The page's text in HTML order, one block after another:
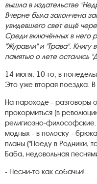
вышла в издательстве
Вчерне была закончена
увидевшего свет ещё
Среди включённых в него
"Журавли" и "Трава".
памятью о лете остались
14 июня. 10-го, в
Это уже вторая поездка.
На пароходе - разговоры
прокормиться (в
религиозно-философские.
модных - в полоску -
планы ("Поеду в Родники,
Баба, недовольная
- Песни-то как собачьи!..